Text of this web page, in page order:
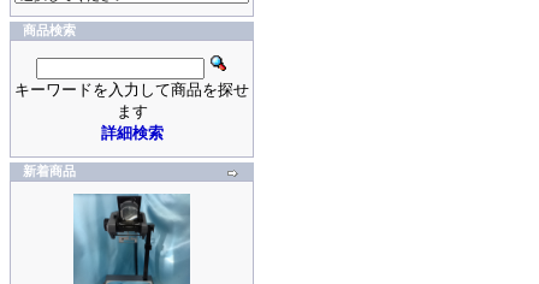
商品検索
キーワードを入力して商品を探せ
ます
詳細検索
新着商品